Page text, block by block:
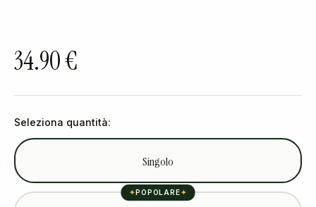
34.90 €
Seleziona quantità:
Singolo
✦POPOLARE✦